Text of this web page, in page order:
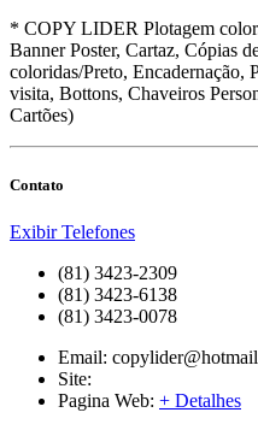
* COPY LIDER Plotagem
Banner Poster, Cartaz, Cópias
coloridas/Preto, Encadernação,
visita, Bottons, Chaveiros
Cartões)
Contato
Exibir Telefones
(81) 3423-2309
(81) 3423-6138
(81) 3423-0078
Email:
Site:
Pagina Web: + Detalhes